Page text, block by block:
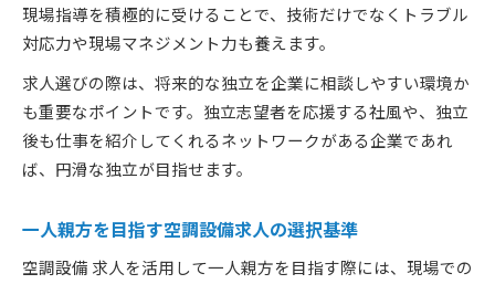
現場指導を積極的に受けることで、技術だけでなくトラブル
対応力や現場マネジメント力も養えます。
求人選びの際は、将来的な独立を企業に相談しやすい環境か
も重要なポイントです。独立志望者を応援する社風や、独立
後も仕事を紹介してくれるネットワークがある企業であれ
ば、円滑な独立が目指せます。
一人親方を目指す空調設備求人の選択基準
空調設備 求人を活用して一人親方を目指す際には、現場での